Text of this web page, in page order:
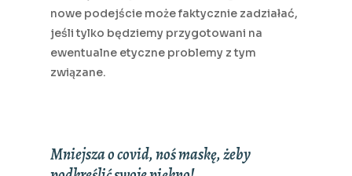
nowe podejście może faktycznie zadziałać,
jeśli tylko będziemy przygotowani na
ewentualne etyczne problemy z tym
związane.
Mniejsza o covid, noś maskę, żeby